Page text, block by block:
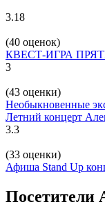
3.18
(40 оценок)
КВЕСТ-ИГРА
3
(43 оценки)
Необыкновенные
Летний концерт
3.3
(33 оценки)
Афиша Stand Up
Посетители